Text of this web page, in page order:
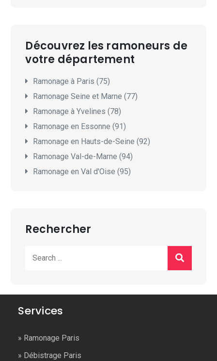
Découvrez les ramoneurs de
votre département
Ramonage à Paris (75)
Ramonage Seine et Marne (77)
Ramonage à Yvelines (78)
Ramonage en Essonne (91)
Ramonage en Hauts-de-Seine (92)
Ramonage Val-de-Marne (94)
Ramonage en Val d'Oise (95)
Rechercher
for:
Services
» Ramonage Paris
» Débistrage Paris